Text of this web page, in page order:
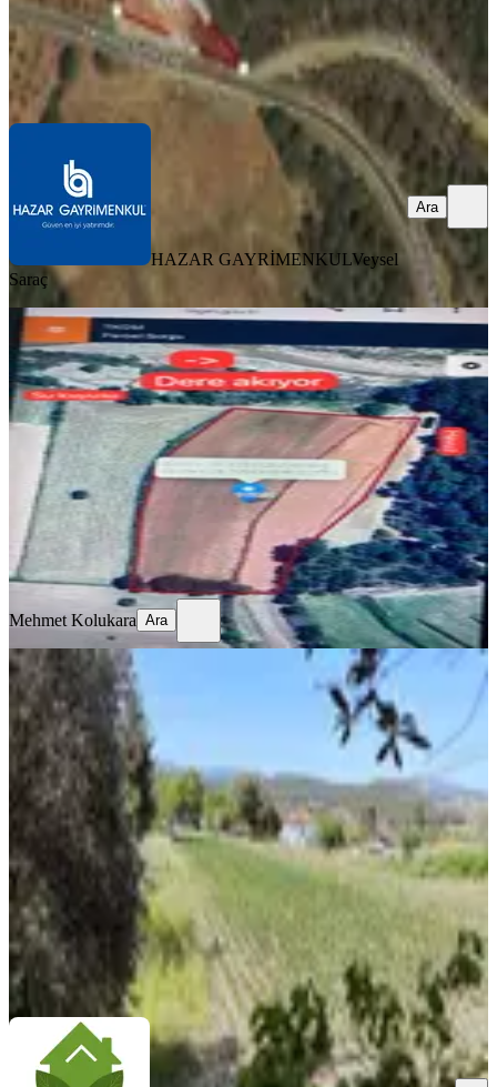
HAZAR GAYRİMENKULVeysel Saraç
Ara
HAZAR GAYRİMENKULVeysel
Saraç
Ara
YOLA YAKIN
Satılık Tarla
Kale, Narlı Mahallesi
10736 m²·Parselli, Sondaj Kuyusu +2·373/m²
29.05.2026
4.000.000 ₺
Mehmet Kolukara
Ara
Mehmet Kolukara Ara
YOLU AÇIK
Muğla Menteşe Gazeller'de
Ticari/konut İmarlı Satılık Arsa...
Kale, Demirciler Mahallesi
795 m²·Parselli, Yolu Açılmış·2.830/m² ·
23.05.2026
2.250.000 ₺
KIRKSEKİZ EMLAK GAYRİMENKUL Hasan Yıldırım
Ara